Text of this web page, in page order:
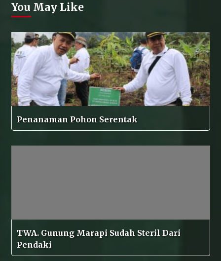
You May Like
Penanaman Pohon Serentak
TWA. Gunung Marapi Sudah Steril Dari
Pendaki